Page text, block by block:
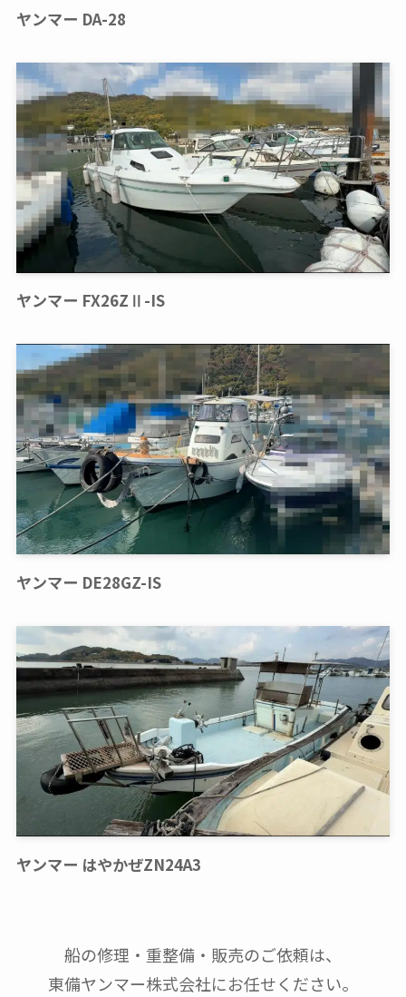
ヤンマー DA-28
ヤンマー FX26ZⅡ-IS
ヤンマー DE28GZ-IS
ヤンマー はやかぜZN24A3
船の修理・重整備・販売のご依頼は、
東備ヤンマー株式会社にお任せください。